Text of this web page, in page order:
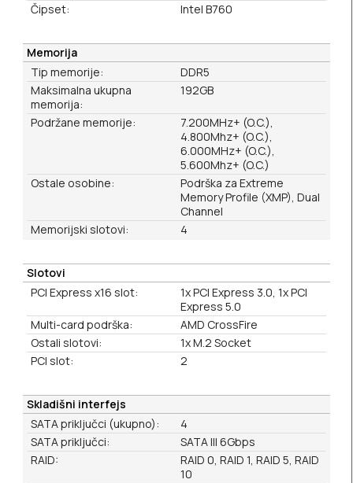
Čipset: Intel B760
Memorija
Tip memorije:
DDR5
Maksimalna ukupna
memorija:
192GB
Podržane memorije:
7.200MHz+ (O.C.),
4.800Mhz+ (O.C.),
6.000MHz+ (O.C.),
5.600Mhz+ (O.C.)
Ostale osobine:
Podrška za Extreme
Memory Profile (XMP), Dual
Channel
Memorijski slotovi:
4
Slotovi
PCI Express x16 slot:
1x PCI Express 3.0, 1x PCI
Express 5.0
Multi-card podrška:
AMD CrossFire
Ostali slotovi:
1x M.2 Socket
PCI slot:
2
Skladišni interfejs
SATA priključci (ukupno):
4
SATA priključci:
SATA III 6Gbps
RAID:
RAID 0, RAID 1, RAID 5, RAID
10